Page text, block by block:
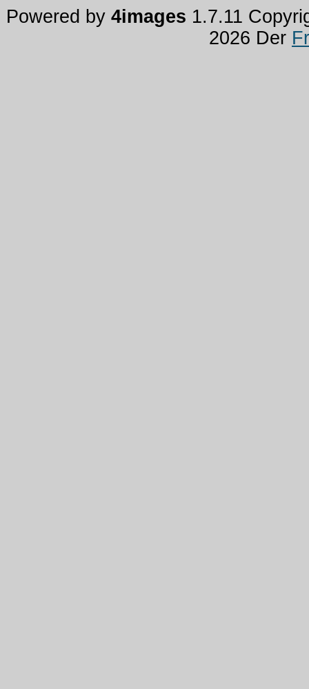
Powered by 4images 1.7.11
2026 Der